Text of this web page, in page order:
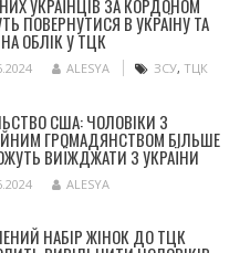
УКРАЇНЦІВ ЗА КОРДОНОМ
ПОВЕРНУТИСЯ В УКРАЇНУ ТА
ОБЛІК У ТЦК
ALESYA ЗСУ, ТЦК
США: ЧОЛОВІКИ З
ГРОМАДЯНСТВОМ БІЛЬШЕ
ВИЇЖДЖАТИ З УКРАЇНИ
ALESYA
НАБІР ЖІНОК ДО ТЦК